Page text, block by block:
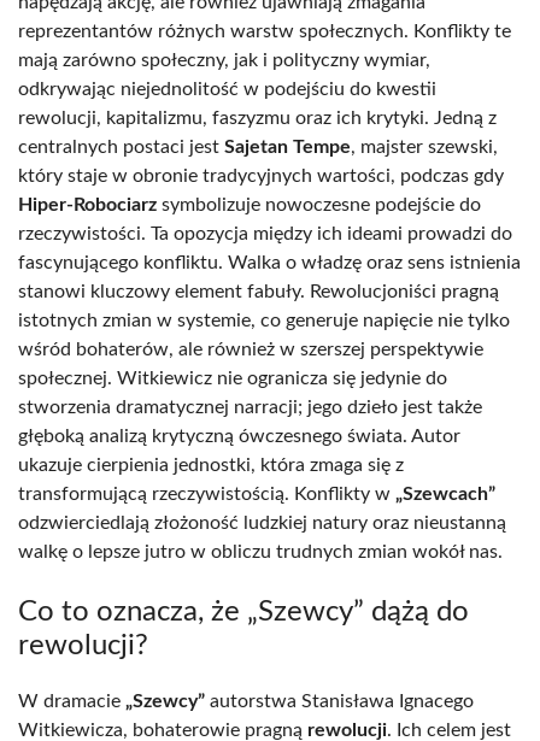
reprezentantów różnych warstw społecznych. Konflikty te
mają zarówno społeczny, jak i polityczny wymiar,
odkrywając niejednolitość w podejściu do kwestii
rewolucji, kapitalizmu, faszyzmu oraz ich krytyki. Jedną z
centralnych postaci jest Sajetan Tempe, majster szewski,
który staje w obronie tradycyjnych wartości, podczas gdy
Hiper-Robociarz symbolizuje nowoczesne podejście do
rzeczywistości. Ta opozycja między ich ideami prowadzi do
fascynującego konfliktu. Walka o władzę oraz sens istnienia
stanowi kluczowy element fabuły. Rewolucjoniści pragną
istotnych zmian w systemie, co generuje napięcie nie tylko
wśród bohaterów, ale również w szerszej perspektywie
społecznej. Witkiewicz nie ogranicza się jedynie do
stworzenia dramatycznej narracji; jego dzieło jest także
głęboką analizą krytyczną ówczesnego świata. Autor
ukazuje cierpienia jednostki, która zmaga się z
transformującą rzeczywistością. Konflikty w „Szewcach”
odzwierciedlają złożoność ludzkiej natury oraz nieustanną
walkę o lepsze jutro w obliczu trudnych zmian wokół nas.
Co to oznacza, że „Szewcy” dążą do
rewolucji?
W dramacie „Szewcy” autorstwa Stanisława Ignacego
Witkiewicza, bohaterowie pragną rewolucji. Ich celem jest